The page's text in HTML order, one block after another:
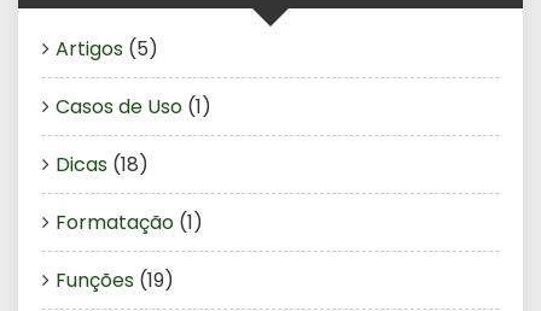
Artigos (5)
Casos de Uso (1)
Dicas (18)
Formatação (1)
Funções (19)